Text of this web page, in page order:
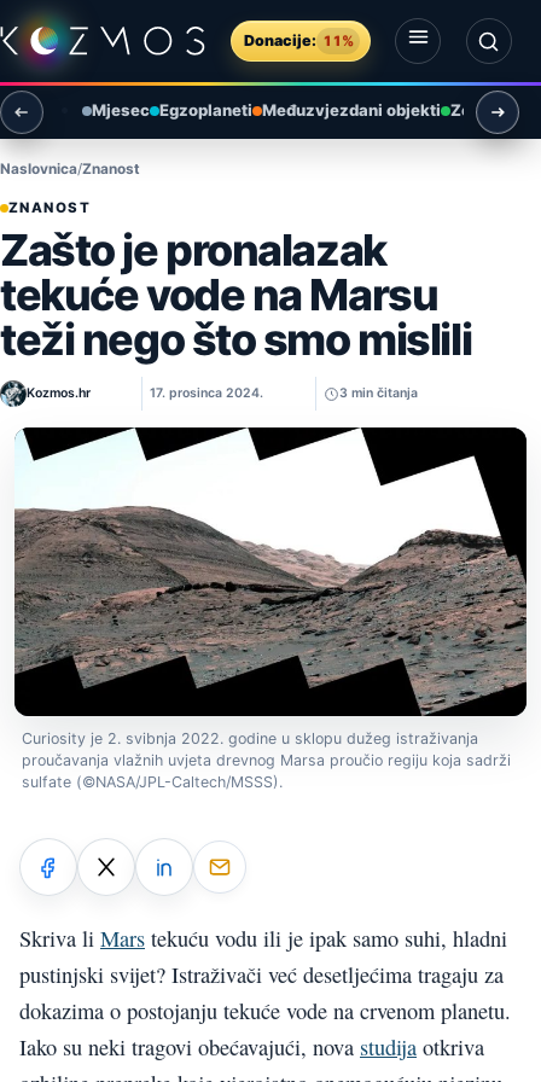
Preskoči na sadržaj
Donacije: 11%
Otvori izbornik
Otvori pretragu
Mjesec Egzoplaneti Međuzvjezdani objekti Zemlja i
Naslovnica Znanost
ZNANOST
Zašto je pronalazak
tekuće vode na Marsu
teži nego što smo mislili
Kozmos.hr 17. prosinca 2024. 3 min čitanja
Curiosity je 2. svibnja 2022. godine u sklopu dužeg istraživanja
proučavanja vlažnih uvjeta drevnog Marsa proučio regiju koja sadrži
sulfate (©NASA/JPL-Caltech/MSSS).
Skriva li Mars tekuću vodu ili je ipak samo suhi, hladni
pustinjski svijet? Istraživači već desetljećima tragaju za
dokazima o postojanju tekuće vode na crvenom planetu.
Iako su neki tragovi obećavajući, nova studija otkriva